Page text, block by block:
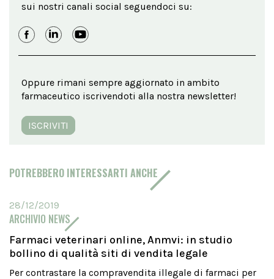
sui nostri canali social seguendoci su:
Oppure rimani sempre aggiornato in ambito
farmaceutico iscrivendoti alla nostra newsletter!
ISCRIVITI
POTREBBERO INTERESSARTI ANCHE
28/12/2019
ARCHIVIO NEWS
Farmaci veterinari online, Anmvi: in studio
bollino di qualità siti di vendita legale
Per contrastare la compravendita illegale di farmaci per